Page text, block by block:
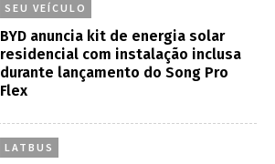
SEU VEÍCULO
BYD anuncia kit de energia solar
residencial com instalação inclusa
durante lançamento do Song Pro
Flex
LATBUS